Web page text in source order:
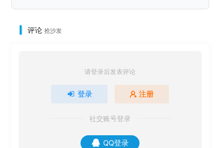
评论 抢沙发
请登录后发表评论
登录 注册
社交账号登录
QQ登录